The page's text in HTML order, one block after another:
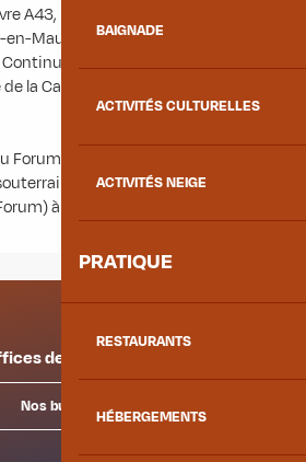
BAIGNADE
ACTIVITÉS CULTURELLES
ACTIVITÉS NEIGE
PRATIQUE
RESTAURANTS
HÉBERGEMENTS
A43, E70 et A43 en direction
Maurienne. Prendre la sortie
sur D906. Rouler en
la Cathédrale à Saint-Jean-de-
Forum
gratuit Saint-Antoine
à 300 m
de tourisme
Nos bureaux